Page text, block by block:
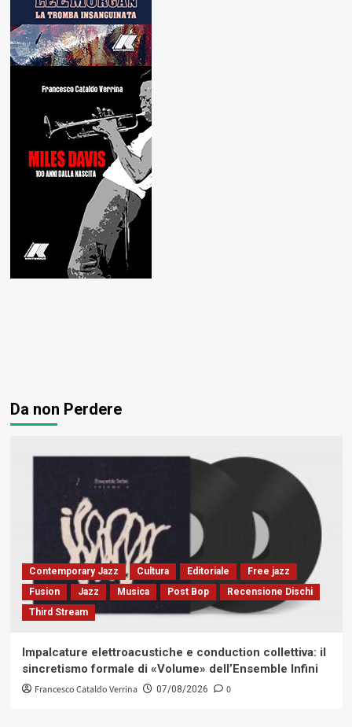
Da non Perdere
Contemporary Jazz Cultura Editoriale
Free jazz
Fusion
Jazz Musica Post Bop
Recensione Dischi
Third Stream
Impalcature elettroacustiche e conduction collettiva: il
sincretismo formale di «Volume» dell’Ensemble Infini
Francesco Cataldo Verrina 07/08/2026 0